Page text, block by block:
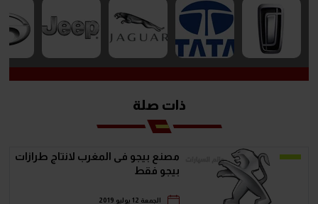
ذات صلة
مصنع بيجو فى المغرب لانتاج طرازات
بيجو فقط
الجمعة 12 يوليو 2019